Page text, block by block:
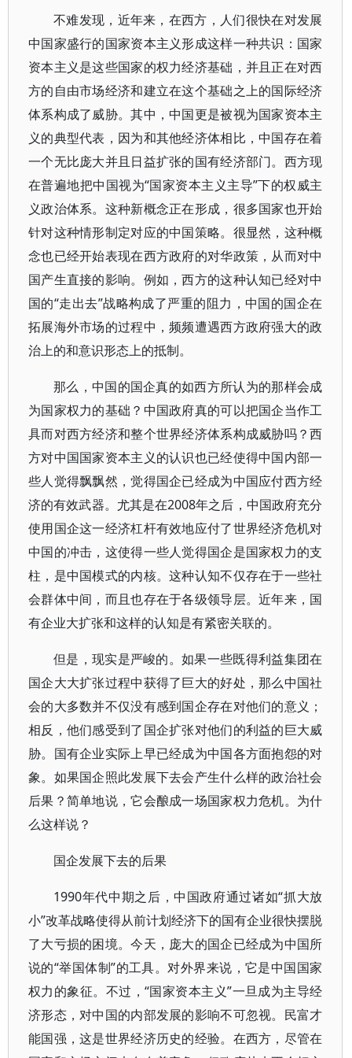
不难发现，近年来，在西方，人们很快在对发展
中国家盛行的国家资本主义形成这样一种共识：国家
资本主义是这些国家的权力经济基础，并且正在对西
方的自由市场经济和建立在这个基础之上的国际经济
体系构成了威胁。其中，中国更是被视为国家资本主
义的典型代表，因为和其他经济体相比，中国存在着
一个无比庞大并且日益扩张的国有经济部门。西方现
在普遍地把中国视为“国家资本主义主导”下的权威主
义政治体系。这种新概念正在形成，很多国家也开始
针对这种情形制定对应的中国策略。很显然，这种概
念也已经开始表现在西方政府的对华政策，从而对中
国产生直接的影响。例如，西方的这种认知已经对中
国的“走出去”战略构成了严重的阻力，中国的国企在
拓展海外市场的过程中，频频遭遇西方政府强大的政
治上的和意识形态上的抵制。
那么，中国的国企真的如西方所认为的那样会成
为国家权力的基础？中国政府真的可以把国企当作工
具而对西方经济和整个世界经济体系构成威胁吗？西
方对中国国家资本主义的认识也已经使得中国内部一
些人觉得飘飘然，觉得国企已经成为中国应付西方经
济的有效武器。尤其是在2008年之后，中国政府充分
使用国企这一经济杠杆有效地应付了世界经济危机对
中国的冲击，这使得一些人觉得国企是国家权力的支
柱，是中国模式的内核。这种认知不仅存在于一些社
会群体中间，而且也存在于各级领导层。近年来，国
有企业大扩张和这样的认知是有紧密关联的。
但是，现实是严峻的。如果一些既得利益集团在
国企大大扩张过程中获得了巨大的好处，那么中国社
会的大多数并不仅没有感到国企存在对他们的意义；
相反，他们感受到了国企扩张对他们的利益的巨大威
胁。国有企业实际上早已经成为中国各方面抱怨的对
象。如果国企照此发展下去会产生什么样的政治社会
后果？简单地说，它会酿成一场国家权力危机。为什
么这样说？
国企发展下去的后果
1990年代中期之后，中国政府通过诸如“抓大放
小”改革战略使得从前计划经济下的国有企业很快摆脱
了大亏损的困境。今天，庞大的国企已经成为中国所
说的“举国体制”的工具。对外界来说，它是中国国家
权力的象征。不过，“国家资本主义”一旦成为主导经
济形态，对中国的内部发展的影响不可忽视。民富才
能国强，这是世界经济历史的经验。在西方，尽管在